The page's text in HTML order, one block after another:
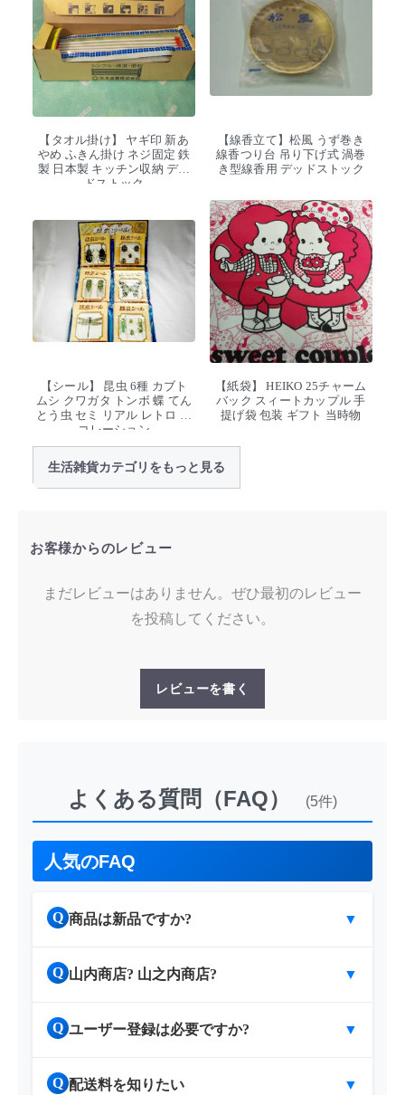
【タオル掛け】 ヤギ印 新あ
やめ ふきん掛け ネジ固定 鉄
製 日本製 キッチン収納 デッ
ドストック
【線香立て】松風 うず巻き
線香つり台 吊り下げ式 渦巻
き型線香用 デッドストック
【シール】 昆虫 6種 カブト
ムシ クワガタ トンボ 蝶 てん
とう虫 セミ リアル レトロ デ
コレーション
【紙袋】 HEIKO 25チャーム
バック スィートカップル 手
提げ袋 包装 ギフト 当時物
生活雑貨カテゴリをもっと見る
お客様からのレビュー
まだレビューはありません。ぜひ最初のレビュー
を投稿してください。
レビューを書く
よくある質問（FAQ） (5件)
人気のFAQ
Q 商品は新品ですか? ▼
Q 山内商店? 山之内商店? ▼
Q ユーザー登録は必要ですか? ▼
Q 配送料を知りたい ▼